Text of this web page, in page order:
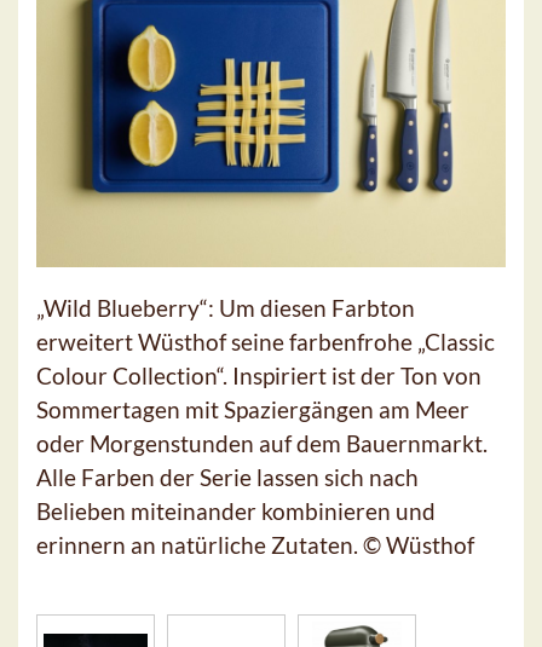
„Wild Blueberry“: Um diesen Farbton
erweitert Wüsthof seine farbenfrohe „Classic
Colour Collection“. Inspiriert ist der Ton von
Sommertagen mit Spaziergängen am Meer
oder Morgenstunden auf dem Bauernmarkt.
Alle Farben der Serie lassen sich nach
Belieben miteinander kombinieren und
erinnern an natürliche Zutaten. © Wüsthof